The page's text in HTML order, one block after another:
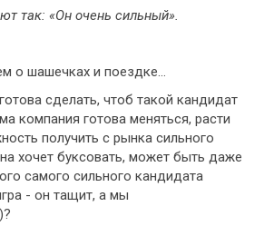
так: «Он очень сильный».
о шашечках и поездке…
сделать, чтоб такой кандидат
компания готова меняться, расти
получить с рынка сильного
хочет буксовать, может быть даже
самого сильного кандидата
- он тащит, а мы